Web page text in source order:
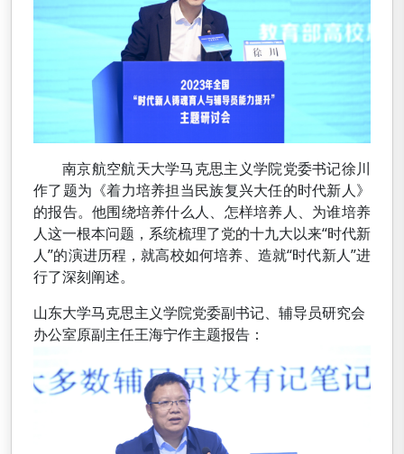
南京航空航天大学马克思主义学院党委书记徐川
作了题为《着力培养担当民族复兴大任的时代新人》
的报告。他围绕培养什么人、怎样培养人、为谁培养
人这一根本问题，系统梳理了党的十九大以来“时代新
人”的演进历程，就高校如何培养、造就“时代新人”进
行了深刻阐述。
山东大学马克思主义学院党委副书记、辅导员研究会
办公室原副主任王海宁作主题报告：